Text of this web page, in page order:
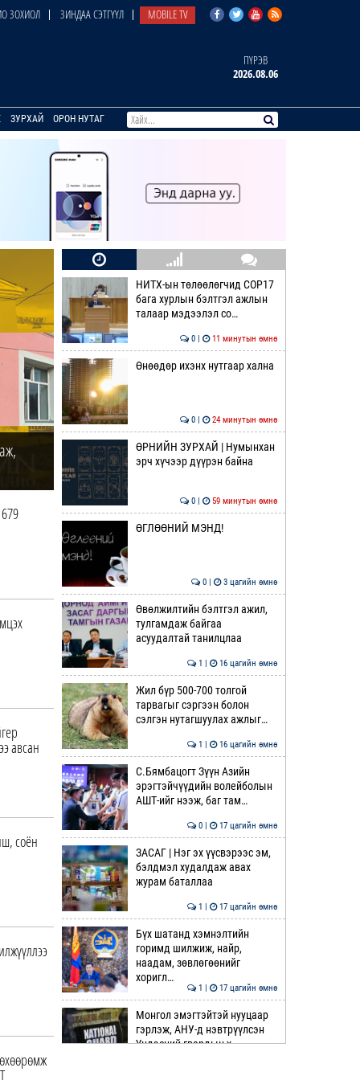
ЗОХИОЛ ЗИНДАА СЭТГҮҮЛ MOBILE TV
ПҮРЭВ
2026.08.06
ЗУРХАЙ ОРОН НУТАГ
авсан
соён
НИТХ-ын төлөөлөгчид COP17
бага хурлын бэлтгэл ажлын
талаар мэдээлэл со…
0 | 11 минутын өмнө
Өнөөдөр ихэнх нутгаар хална
0 | 24 минутын өмнө
ӨРНИЙН ЗУРХАЙ | Нумынхан
эрч хүчээр дүүрэн байна
0 | 59 минутын өмнө
ӨГЛӨӨНИЙ МЭНД!
0 | 3 цагийн өмнө
Өвөлжилтийн бэлтгэл ажил,
тулгамдаж байгаа
асуудалтай танилцлаа
1 | 16 цагийн өмнө
Жил бүр 500-700 толгой
тарвагыг сэргээн болон
сэлгэн нутагшуулах ажлыг…
1 | 16 цагийн өмнө
С.Бямбацогт Зүүн Азийн
эрэгтэйчүүдийн волейболын
АШТ-ийг нээж, баг там…
0 | 17 цагийн өмнө
ЗАСАГ | Нэг эх үүсвэрээс эм,
бэлдмэл худалдаж авах
журам баталлаа
1 | 17 цагийн өмнө
Бүх шатанд хэмнэлтийн
горимд шилжиж, найр,
наадам, зөвлөгөөнийг
хоригл…
1 | 17 цагийн өмнө
Монгол эмэгтэйтэй нууцаар
гэрлэж, АНУ-д нэвтрүүлсэн
Үндэсний гвардын х…